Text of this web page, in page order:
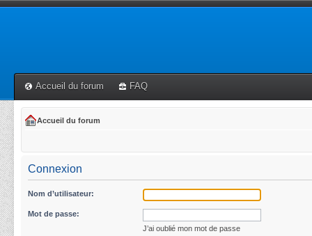
Accueil du forum FAQ
Accueil du forum
Connexion
Nom d’utilisateur:
Mot de passe:
J’ai oublié mon mot de passe